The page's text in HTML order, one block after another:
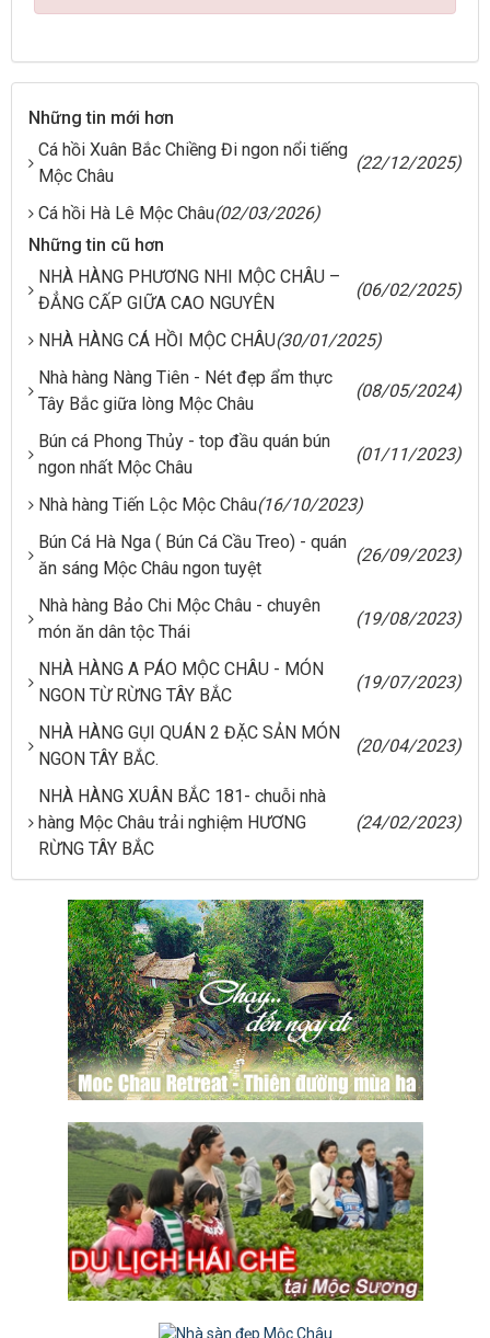
Những tin mới hơn
Cá hồi Xuân Bắc Chiềng Đi ngon nổi tiếng
Mộc Châu
(22/12/2025)
Cá hồi Hà Lê Mộc Châu(02/03/2026)
Những tin cũ hơn
NHÀ HÀNG PHƯƠNG NHI MỘC CHÂU –
ĐẲNG CẤP GIỮA CAO NGUYÊN
(06/02/2025)
NHÀ HÀNG CÁ HỒI MỘC CHÂU(30/01/2025)
Nhà hàng Nàng Tiên - Nét đẹp ẩm thực
Tây Bắc giữa lòng Mộc Châu
(08/05/2024)
Bún cá Phong Thủy - top đầu quán bún
ngon nhất Mộc Châu
(01/11/2023)
Nhà hàng Tiến Lộc Mộc Châu(16/10/2023)
Bún Cá Hà Nga ( Bún Cá Cầu Treo) - quán
ăn sáng Mộc Châu ngon tuyệt
(26/09/2023)
Nhà hàng Bảo Chi Mộc Châu - chuyên
món ăn dân tộc Thái
(19/08/2023)
NHÀ HÀNG A PÁO MỘC CHÂU - MÓN
NGON TỪ RỪNG TÂY BẮC
(19/07/2023)
NHÀ HÀNG GỤI QUÁN 2 ĐẶC SẢN MÓN
NGON TÂY BẮC.
(20/04/2023)
NHÀ HÀNG XUÂN BẮC 181- chuỗi nhà
hàng Mộc Châu trải nghiệm HƯƠNG
RỪNG TÂY BẮC
(24/02/2023)